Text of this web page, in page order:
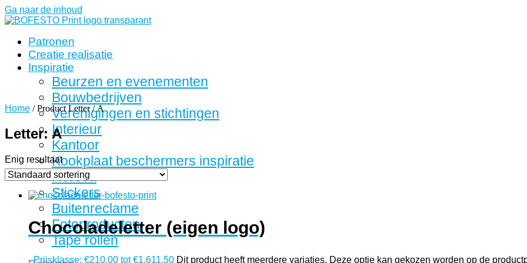
Ga naar de inhoud
Patronen
Creatie realisatie
Inspiratie
Beurzen en evenementen
Bouwbedrijven
Verenigingen en stichtingen
Interieur
Kantoor
Kookplaat beschermers inspiratie
Horeca
Stickers
Buitenreclame
Fotoproducten
Tape rollen
Home / Product Letter / A
Letter: A
Enig resultaat
Chocoladeletter (eigen logo)
- Prijsklasse: €210,00 tot €1.611,50 Dit product heeft meerdere variaties. Deze optie kan gekozen worden op de